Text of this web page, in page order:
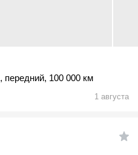
, передний, 100 000 км
1 августа